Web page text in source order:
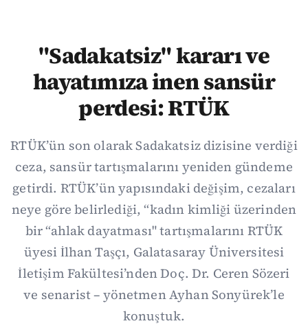
"Sadakatsiz" kararı ve
hayatımıza inen sansür
perdesi: RTÜK
RTÜK’ün son olarak Sadakatsiz dizisine verdiği
ceza, sansür tartışmalarını yeniden gündeme
getirdi. RTÜK’ün yapısındaki değişim, cezaları
neye göre belirlediği, “kadın kimliği üzerinden
bir “ahlak dayatması" tartışmalarını RTÜK
üyesi İlhan Taşçı, Galatasaray Üniversitesi
İletişim Fakültesi’nden Doç. Dr. Ceren Sözeri
ve senarist – yönetmen Ayhan Sonyürek’le
konuştuk.